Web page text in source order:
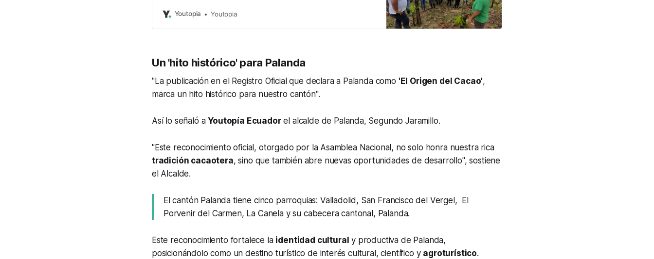
Youtopia Youtopia
Un 'hito histórico' para Palanda
"La publicación en el Registro Oficial que declara a Palanda como 'El Origen del Cacao',
marca un hito histórico para nuestro cantón".
Así lo señaló aYoutopía Ecuadorel alcalde de Palanda, Segundo Jaramillo.
"Este reconocimiento oficial, otorgado por la Asamblea Nacional, no solo honra nuestra rica
tradición cacaotera, sino que también abre nuevas oportunidades de desarrollo", sostiene
el Alcalde.
El cantón Palanda tiene cinco parroquias: Valladolid, San Francisco del Vergel, El
Porvenir del Carmen, La Canela y su cabecera cantonal, Palanda.
Este reconocimiento fortalece la identidad cultural y productiva de Palanda,
posicionándolo como un destino turístico de interés cultural, científico y agroturístico.